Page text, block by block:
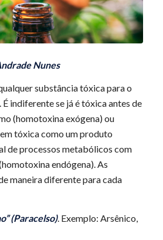
Nunes
substância tóxica para o
indiferente se já é tóxica antes de
(homotoxina exógena) ou
tóxica como um produto
de processos metabólicos com
endógena). As
maneira diferente para cada
(Paracelso). Exemplo: Arsênico,